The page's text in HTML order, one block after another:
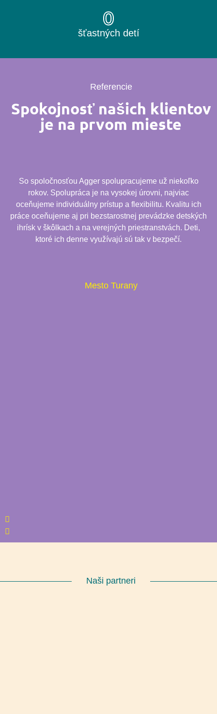
šťastných detí
0
Referencie
Spokojnosť našich klientov
je na prvom mieste
So spoločnosťou Agger spolupracujeme už niekoľko
rokov. Spolupráca je na vysokej úrovni, najviac
oceňujeme individuálny prístup a flexibilitu. Kvalitu ich
práce oceňujeme aj pri bezstarostnej prevádzke detských
ihrísk v škôlkach a na verejných priestranstvách. Deti,
ktoré ich denne využívajú sú tak v bezpečí.
Mesto Turany
Naši partneri